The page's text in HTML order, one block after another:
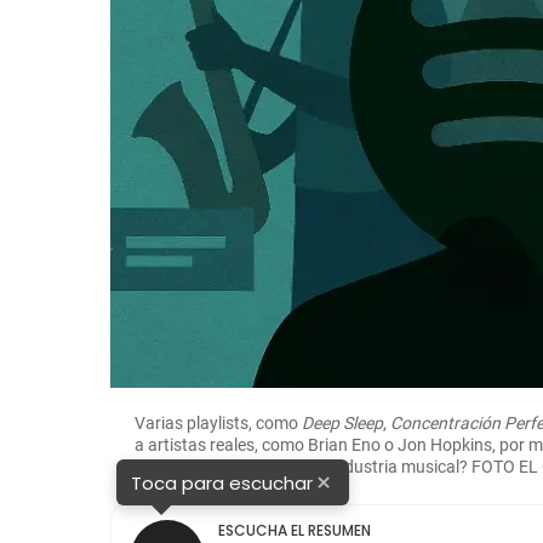
Varias playlists, como Deep Sleep, Concentración
a artistas reales, como Brian Eno o Jon Hopkins, por
en términos éticos para la industria musical? FOTO
Toca para escuchar×
ESCUCHA EL RESUMEN